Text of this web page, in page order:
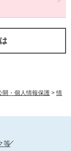
開・個人情報保護 >情
等